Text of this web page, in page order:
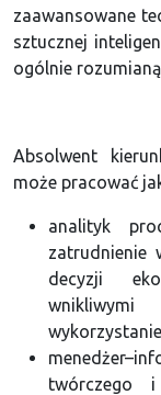
zaawansowane
sztucznej
ogólnie
Absolwent
może pracować
analityk
zatrudnienie
decyzji
twórczego